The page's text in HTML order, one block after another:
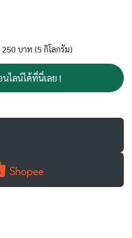
250 บาท (5 กิโลกรัม)
ไลน์ได้ที่นี่เลย !